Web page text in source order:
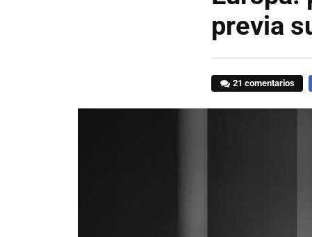
previa
21 comentarios